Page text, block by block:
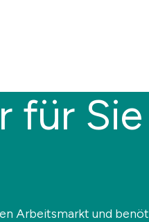
für
Arbeitsmarkt und